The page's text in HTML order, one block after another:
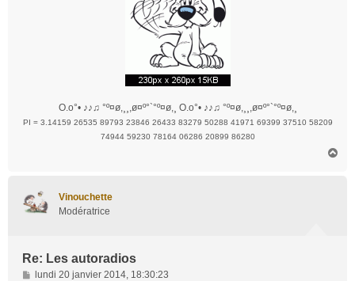
O.o°• ♪♪♫ °º¤ø,¸¸,ø¤º°`°º¤ø,¸ O.o°• ♪♪♫ °º¤ø,¸¸,ø¤º°`°º¤ø,¸
PI = 3.14159 26535 89793 23846 26433 83279 50288 41971 69399 37510 58209
74944 59230 78164 06286 20899 86280
Vinouchette
Modératrice
Re: Les autoradios
M
lundi 20 janvier 2014, 18:30:23